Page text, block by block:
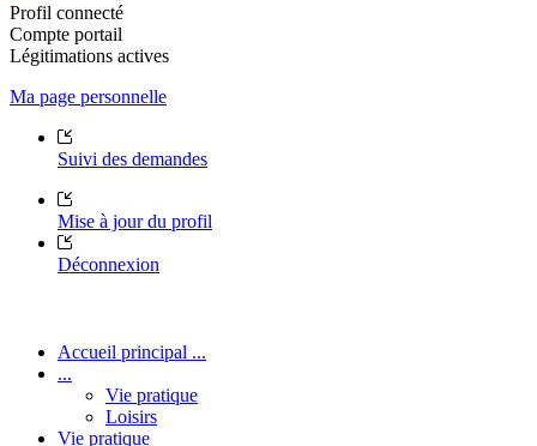
Profil connecté
Compte portail
Légitimations actives
Ma page personnelle
Suivi des demandes
Mise à jour du profil
Déconnexion
Accueil principal ...
...
Vie pratique
Loisirs
Vie pratique